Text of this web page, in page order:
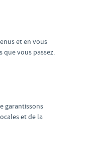
et en vous
que vous passez.
garantissons
et de la